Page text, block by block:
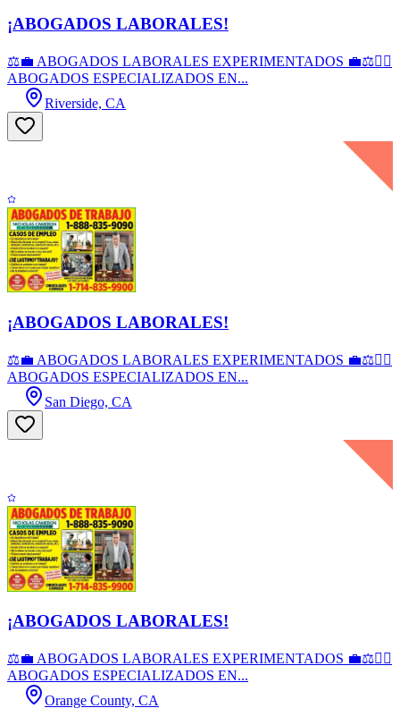
¡ABOGADOS LABORALES!
⚖️💼 ABOGADOS LABORALES EXPERIMENTADOS 💼⚖️👨‍⚖️
ABOGADOS ESPECIALIZADOS EN...
Riverside, CA
¡ABOGADOS LABORALES!
⚖️💼 ABOGADOS LABORALES EXPERIMENTADOS 💼⚖️👨‍⚖️
ABOGADOS ESPECIALIZADOS EN...
San Diego, CA
¡ABOGADOS LABORALES!
⚖️💼 ABOGADOS LABORALES EXPERIMENTADOS 💼⚖️👨‍⚖️
ABOGADOS ESPECIALIZADOS EN...
Orange County, CA